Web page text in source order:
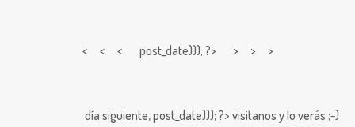
< < < post_date))); ?> > > >
día siguiente,post_date))); ?> visitanos y lo verás ;-)